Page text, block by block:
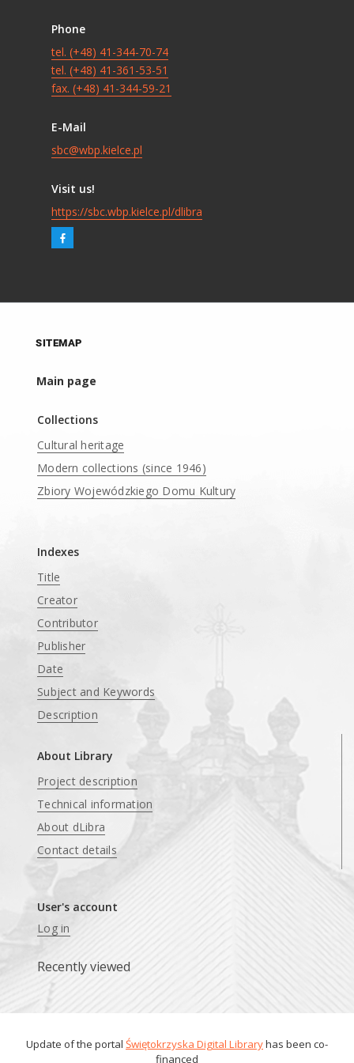
Phone
tel. (+48) 41-344-70-74
tel. (+48) 41-361-53-51
fax. (+48) 41-344-59-21
E-Mail
sbc@wbp.kielce.pl
Visit us!
https://sbc.wbp.kielce.pl/dlibra
SITEMAP
Main page
Collections
Cultural heritage
Modern collections (since 1946)
Zbiory Wojewódzkiego Domu Kultury
Indexes
Title
Creator
Contributor
Publisher
Date
Subject and Keywords
Description
About Library
Project description
Technical information
About dLibra
Contact details
User's account
Log in
Recently viewed
Update of the portal Świętokrzyska Digital Libraryhas been co-
financed